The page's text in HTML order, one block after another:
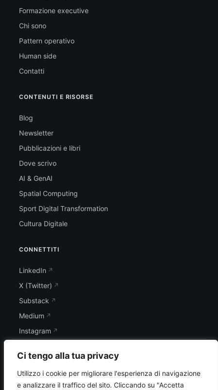
Ci tengo alla tua privacy
Utilizzo i cookie per migliorare l'esperienza di navigazione
e analizzare il traffico del sito. Cliccando su "Accetta
Formazione executive
Chi sono
Pattern operativo
Human side
Contatti
CONTENUTI E RISORSE
Blog
Newsletter
Pubblicazioni e libri
Dove scrivo
AI & GenAI
Spatial Computing
Sport Digital Transformation
Cultura Digitale
CONNETTITI
LinkedIn
X (Twitter)
Substack
Medium
Instagram